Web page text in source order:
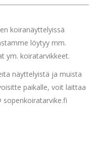
koiranäyttelyissä
löytyy mm.
ym. koiratarvikkeet.
näyttelyistä ja muista
paikalle, voit laittaa
sopenkoiratarvike.fi